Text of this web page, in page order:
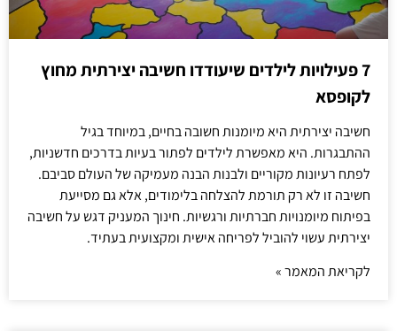
7 פעילויות לילדים שיעודדו חשיבה יצירתית מחוץ
לקופסא
חשיבה יצירתית היא מיומנות חשובה בחיים, במיוחד בגיל
ההתבגרות. היא מאפשרת לילדים לפתור בעיות בדרכים חדשניות,
לפתח רעיונות מקוריים ולבנות הבנה מעמיקה של העולם סביבם.
חשיבה זו לא רק תורמת להצלחה בלימודים, אלא גם מסייעת
בפיתוח מיומנויות חברתיות ורגשיות. חינוך המעניק דגש על חשיבה
יצירתית עשוי להוביל לפריחה אישית ומקצועית בעתיד.
לקריאת המאמר »